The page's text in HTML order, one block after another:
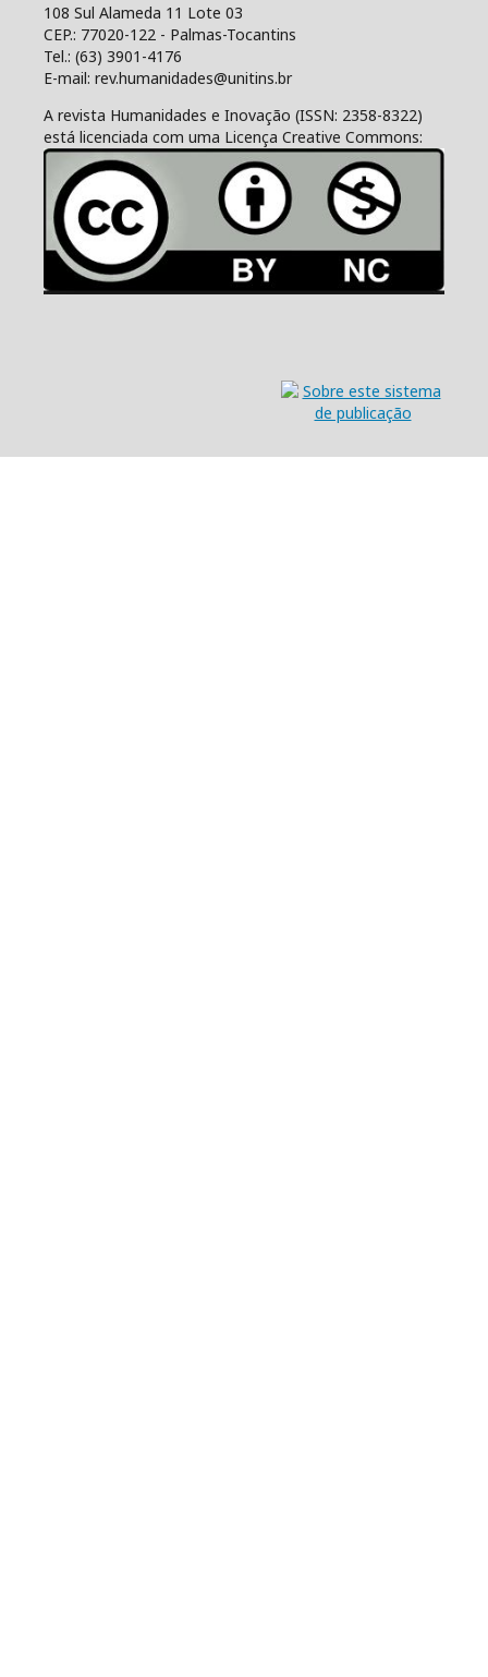
108 Sul Alameda 11 Lote 03
CEP.: 77020-122 - Palmas-Tocantins
Tel.: (63) 3901-4176
E-mail: rev.humanidades@unitins.br
A revista Humanidades e Inovação (ISSN: 2358-8322)
está licenciada com uma Licença Creative Commons: